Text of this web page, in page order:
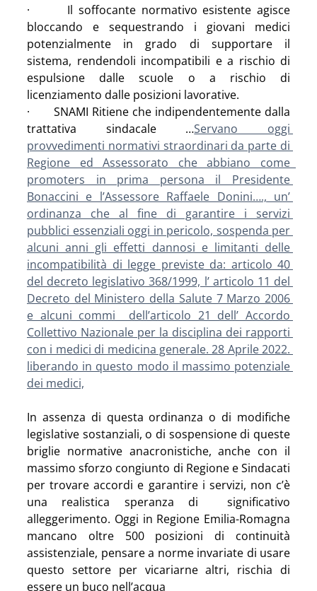
·       Il soffocante normativo esistente agisce
bloccando e sequestrando i giovani medici
potenzialmente in grado di supportare il
sistema, rendendoli incompatibili e a rischio di
espulsione dalle scuole o a rischio di
licenziamento dalle posizioni lavorative.
·       SNAMI Ritiene che indipendentemente dalla
trattativa sindacale …Servano oggi
provvedimenti normativi straordinari da parte di
Regione ed Assessorato che abbiano come
promoters in prima persona il Presidente
Bonaccini e l’Assessore Raffaele Donini…., un’
ordinanza che al fine di garantire i servizi
pubblici essenziali oggi in pericolo, sospenda per
alcuni anni gli effetti dannosi e limitanti delle
incompatibilità di legge previste da: articolo 40
del decreto legislativo 368/1999, l’ articolo 11 del
Decreto del Ministero della Salute 7 Marzo 2006
e alcuni commi  dell’articolo 21 dell’ Accordo
Collettivo Nazionale per la disciplina dei rapporti
con i medici di medicina generale. 28 Aprile 2022.
liberando in questo modo il massimo potenziale
dei medici,
In assenza di questa ordinanza o di modifiche
legislative sostanziali, o di sospensione di queste
briglie normative anacronistiche, anche con il
massimo sforzo congiunto di Regione e Sindacati
per trovare accordi e garantire i servizi, non c’è
una realistica speranza di  significativo
alleggerimento. Oggi in Regione Emilia-Romagna
mancano oltre 500 posizioni di continuità
assistenziale, pensare a norme invariate di usare
questo settore per vicariarne altri, rischia di
essere un buco nell’acqua